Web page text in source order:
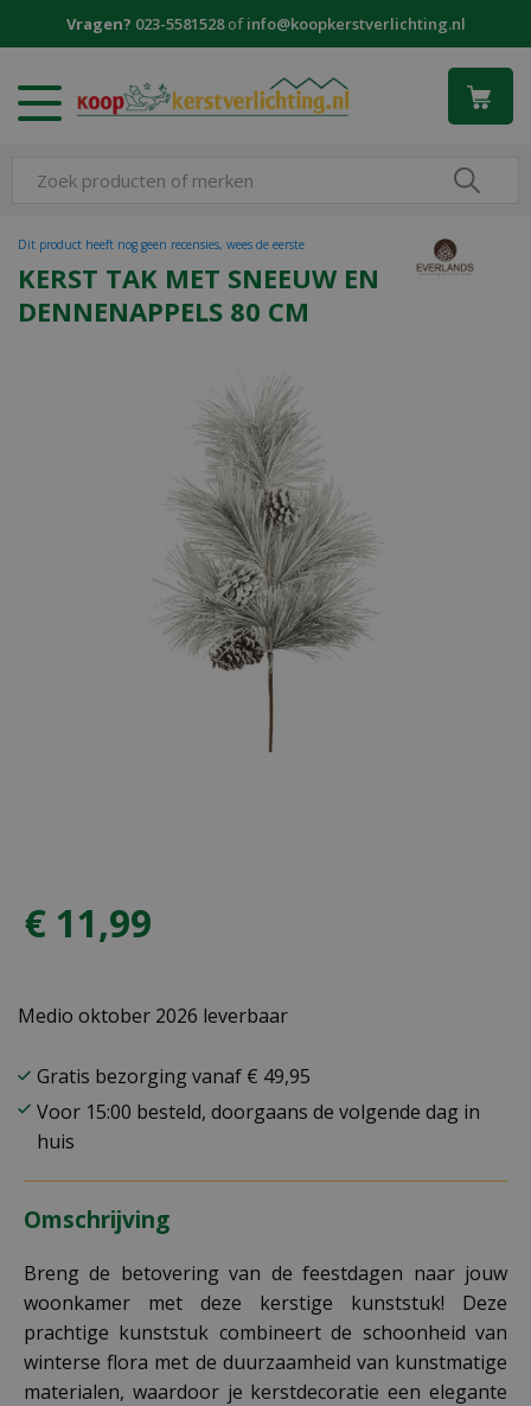
Vragen? 023-5581528ofinfo@koopkerstverlichting.nl
KERST TAK MET SNEEUW EN
DENNENAPPELS 80 CM
Dit product heeft nog geen recensies, wees de eerste
€ 11,99
Medio oktober 2026 leverbaar
Gratis bezorging vanaf € 49,95
Voor 15:00 besteld, doorgaans de volgende dag in
huis
Omschrijving
Breng de betovering van de feestdagen naar jouw
woonkamer met deze kerstige kunststuk! Deze
prachtige kunststuk combineert de schoonheid van
winterse flora met de duurzaamheid van kunstmatige
materialen, waardoor je kerstdecoratie een elegante